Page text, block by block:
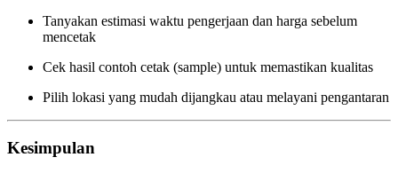
Tanyakan estimasi waktu pengerjaan dan harga sebelum
mencetak
Cek hasil contoh cetak (sample) untuk memastikan kualitas
Pilih lokasi yang mudah dijangkau atau melayani pengantaran
Kesimpulan